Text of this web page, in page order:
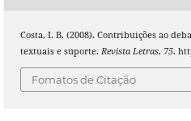
Costa, I. B. (2008). Contribuições ao
textuais e suporte. Revista Letras, 75.
Fomatos de Citação